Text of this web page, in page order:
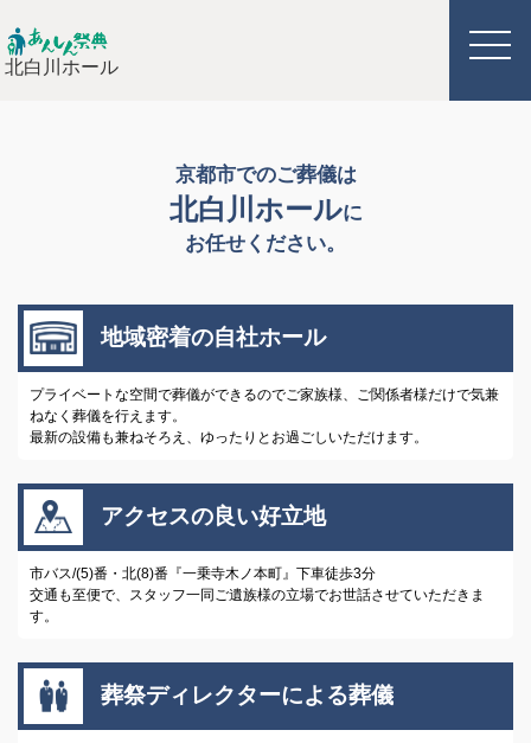
北白川ホール
京都市でのご葬儀は
北白川ホールに
お任せください。
地域密着の自社ホール
プライベートな空間で葬儀ができるのでご家族様、ご関係者様だけで気兼
ねなく葬儀を行えます。
最新の設備も兼ねそろえ、ゆったりとお過ごしいただけます。
アクセスの良い好立地
市バス/(5)番・北(8)番『一乗寺木ノ本町』下車徒歩3分
交通も至便で、スタッフ一同ご遺族様の立場でお世話させていただきま
す。
葬祭ディレクターによる葬儀